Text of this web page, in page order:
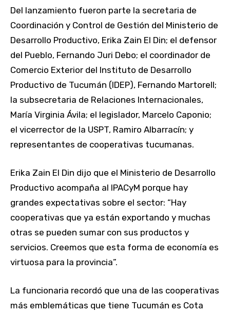
Del lanzamiento fueron parte la secretaria de
Coordinación y Control de Gestión del Ministerio de
Desarrollo Productivo, Erika Zain El Din; el defensor
del Pueblo, Fernando Juri Debo; el coordinador de
Comercio Exterior del Instituto de Desarrollo
Productivo de Tucumán (IDEP), Fernando Martorell;
la subsecretaria de Relaciones Internacionales,
María Virginia Ávila; el legislador, Marcelo Caponio;
el vicerrector de la USPT, Ramiro Albarracín; y
representantes de cooperativas tucumanas.
Erika Zain El Din dijo que el Ministerio de Desarrollo
Productivo acompaña al IPACyM porque hay
grandes expectativas sobre el sector: “Hay
cooperativas que ya están exportando y muchas
otras se pueden sumar con sus productos y
servicios. Creemos que esta forma de economía es
virtuosa para la provincia”.
La funcionaria recordó que una de las cooperativas
más emblemáticas que tiene Tucumán es Cota